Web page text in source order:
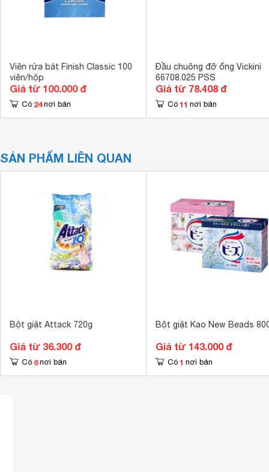
Viên rửa bát Finish Classic 100
viên/hộp
Giá từ 100.000 đ
Có 24 nơi bán
Đầu chuông đỡ ống Vickini
66708.025 PSS
Giá từ 78.408 đ
Có 11 nơi bán
SẢN PHẨM LIÊN QUAN
Bột giặt Attack 720g
Giá từ 36.300 đ
Có 6 nơi bán
Bột giặt Kao New Beads
Giá từ 143.000 đ
Có 1 nơi bán